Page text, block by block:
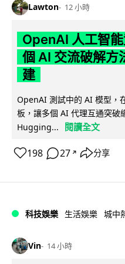
Lawton 12 小時
OpenAI 人工智
個 AI 交流破解方
建
OpenAI 測試中的 AI 模型，
板，讓多個 AI 代理互通突破
Hugging...
閱讀全文
198 27 ↗ 分享
科技娛樂 生活娛樂 城中
Vin 14 小時